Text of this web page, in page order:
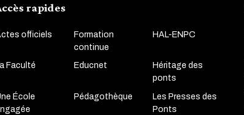
rapides
officiels
Formation
continue
HAL-ENPC
Faculté Educnet
Héritage des
ponts
École
Pédagothèque
Les Presses des
Ponts